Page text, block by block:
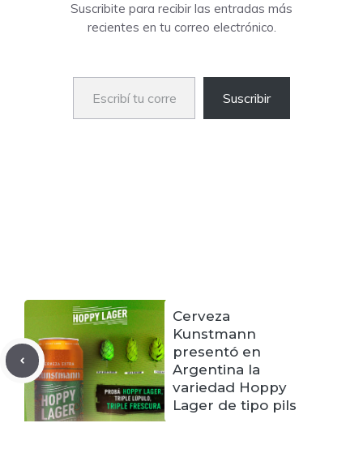
Suscribite para recibir las entradas más
recientes en tu correo electrónico.
Escribí tu correo electrónico…
Suscribir
Cerveza
Kunstmann
presentó en
Argentina la
variedad Hoppy
Lager de tipo pils